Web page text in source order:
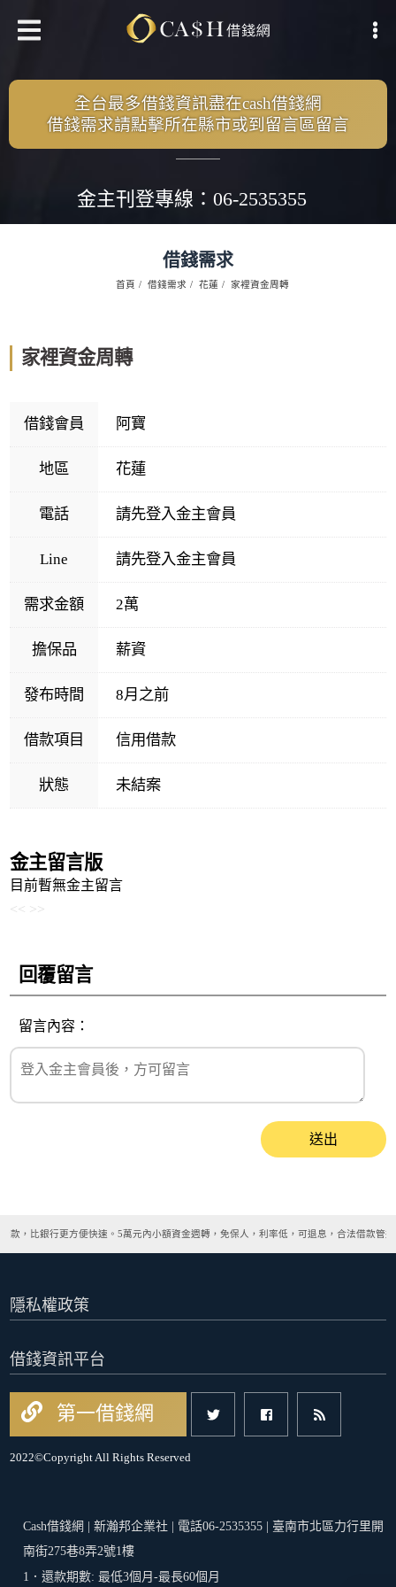
全台最多借錢資訊盡在cash借錢網
借錢需求請點擊所在縣市或到留言區留言
金主刊登專線：06-2535355
首頁 借錢需求 花蓮 家裡資金周轉
家裡資金周轉
借錢會員 阿寶
地區 花蓮
電話 請先登入金主會員
Line 請先登入金主會員
需求金額 2萬
擔保品 薪資
發布時間 8月之前
借款項目 信用借款
狀態 未結案
金主留言版
目前暫無金主留言
<< >>
回覆留言
留言內容：
送出
借錢需求
款，比銀行更方便快速。5萬元內小額資金週轉，免保人，利率低，可退息，合法借款管
隱私權政策
借錢資訊平台
第一借錢網
2022©Copyright All Rights Reserved
Cash借錢網 | 新瀚邦企業社 | 電話06-2535355 | 臺南市北區力行里開
南街275巷8弄2號1樓
1．還款期數: 最低3個月-最長60個月